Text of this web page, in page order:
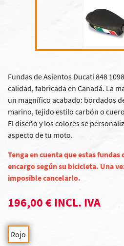
Fundas de Asientos Ducati 848
calidad, fabricada en Canadá. La
un magnífico acabado: bordados
marino, tejido estilo carbón o
El diseño y los colores se
aspecto de tu moto.
Tenga en cuenta que estas
encargo según su bicicleta. Una
imposible cancelarlo.
196,00 € INCL. IVA
Rojo